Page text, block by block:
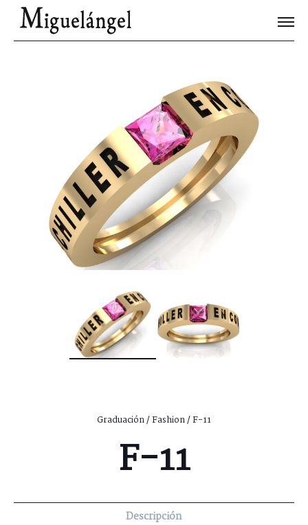
Joyas Únicas
Blog
Contacto
Graduación/Fashion/ F-11
F-11
Descripción